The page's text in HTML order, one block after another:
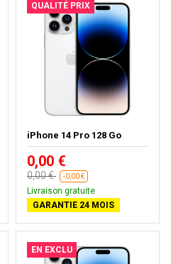
QUALITÉ PRIX
iPhone 14 Pro 128 Go
0,00 €
0,00 € -0,00 €
Livraison gratuite
GARANTIE 24 MOIS
EN EXCLU